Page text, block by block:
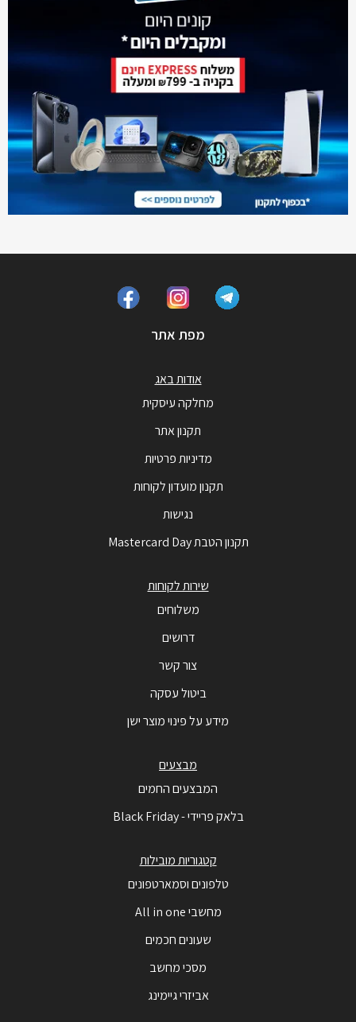
מפת אתר
אודות באג
מחלקה עיסקית
תקנון אתר
מדיניות פרטיות
תקנון מועדון לקוחות
נגישות
תקנון הטבת Mastercard Day
שירות לקוחות
משלוחים
דרושים
צור קשר
ביטול עסקה
מידע על פינוי מוצר ישן
מבצעים
המבצעים החמים
בלאק פריידי - Black Friday
קטגוריות מובילות
טלפונים וסמארטפונים
מחשבי All in one
שעונים חכמים
מסכי מחשב
אביזרי גיימינג